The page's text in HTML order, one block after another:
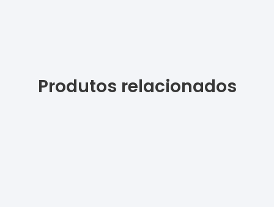
Produtos relacionados